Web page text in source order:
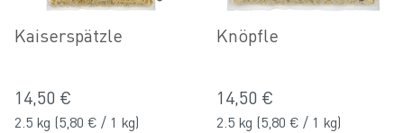
Kaiserspätzle
14,50 €
2.5 kg (5,80 € / 1 kg)
Knöpfle
14,50 €
2.5 kg (5,80 € / 1 kg)